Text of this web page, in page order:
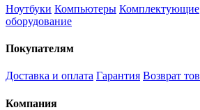
Ноутбуки Компьютеры Комплектующие
оборудование
Покупателям
Доставка и оплата Гарантия Возврат
Компания